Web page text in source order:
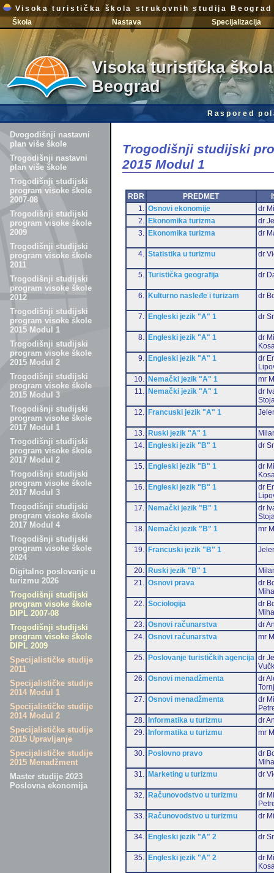
Visoka turistička škola strukovnih studija Beograd
Škola
Nastava Specijalizacija
Visoka turistička
Beograd
Raspored
Dvogodišnji nastavni
plan više škole
Trogodišnji nastavni
plan više škole
Trogodišnji studijski
program visoke škole
2007-08
Trogodišnji studijski
program visoke škole
2009
Trogodišnji studijski
program visoke škole
2011
Trogodišnji studijski
program visoke škole
2012
Trogodišnji studijski
program visoke škole
2015 Modul 1
Trogodišnji studijski
program visoke škole
2015 Modul 2
Trogodišnji studijski
program visoke škole
2015 Modul 3
Trogodišnji studijski
program visoke škole
2017 Modul 1
Trogodišnji studijski
program visoke škole
2017 Modul 2
Trogodišnji studijski
program visoke škole
2017 Modul 3
Trogodišnji studijski
program visoke škole
2017 Modul 4
Trogodišnji studijski
program visoke škole
2024
Digitalno poslovanje u
turizmu 2026
Trogodišnji studijski
program visoke škole
DIPL 2007-08
Trogodišnji studijski
program visoke škole
DIPL 2009
Specijalističke studije
2011
Specijalističke studije
2014 Modul 1
Specijalističke studije
2014 Modul 2
Specijalističke studije
2015 Upravljanje
Specijalističke studije
2015 Menadžment
Master studije 2023
Poslovna ekonomija
Trogodišnji studijski
2015 Modul 1
RBR PREDMET
1.
Osnovi ekonomije
dr
2.
Ekonomika turizma
dr
3.
Ekonomika turizma dr
4. Statistika u turizmu dr
5. Turistička geografija dr
6. Kulturno nasleđe i turizam dr
7. Engleski jezik "A" 1 dr
8. Engleski jezik "A" 1
dr
9.
Engleski jezik "A" 1
dr
10.
Nemački jezik "A" 1
mr
11.
Nemački jezik "A" 1
dr
12.
Francuski jezik "A" 1
13. Ruski jezik "A" 1
14.
Engleski jezik "B" 1 dr
15. Engleski jezik "B" 1
dr
16.
Engleski jezik "B" 1
dr
17.
Nemački jezik "B" 1
dr
18.
Nemački jezik "B" 1 mr
19. Francuski jezik "B" 1
20. Ruski jezik "B" 1
21.
Osnovi prava
dr
22.
Sociologija
dr
23.
Osnovi računarstva
dr
24.
Osnovi računarstva mr
25. Poslovanje turističkih agencija dr
26.
Osnovi menadžmenta
dr
27.
Osnovi menadžmenta
dr
28.
Informatika u turizmu
dr
29.
Informatika u turizmu mr
30. Poslovno pravo
dr
31.
Marketing u turizmu dr
32. Računovodstvo u turizmu
dr
33.
Računovodstvo u turizmu dr
34. Engleski jezik "A" 2 dr
35. Engleski jezik "A" 2
dr